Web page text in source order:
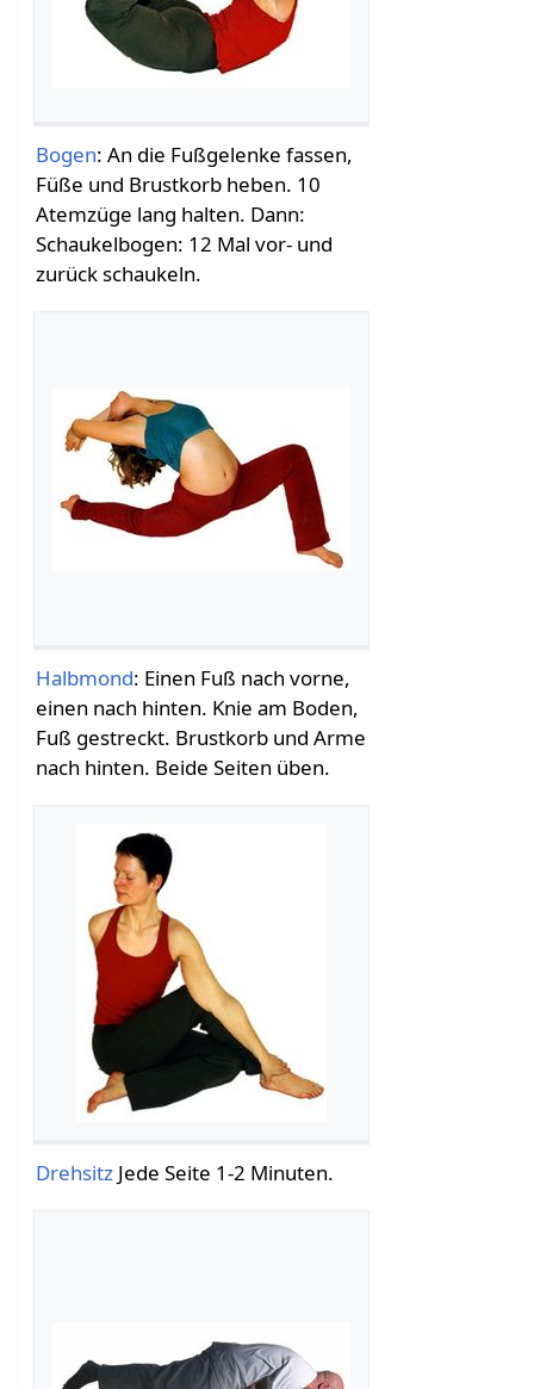
Bogen: An die Fußgelenke fassen,
Füße und Brustkorb heben. 10
Atemzüge lang halten. Dann:
Schaukelbogen: 12 Mal vor- und
zurück schaukeln.
Halbmond: Einen Fuß nach vorne,
einen nach hinten. Knie am Boden,
Fuß gestreckt. Brustkorb und Arme
nach hinten. Beide Seiten üben.
Drehsitz Jede Seite 1-2 Minuten.